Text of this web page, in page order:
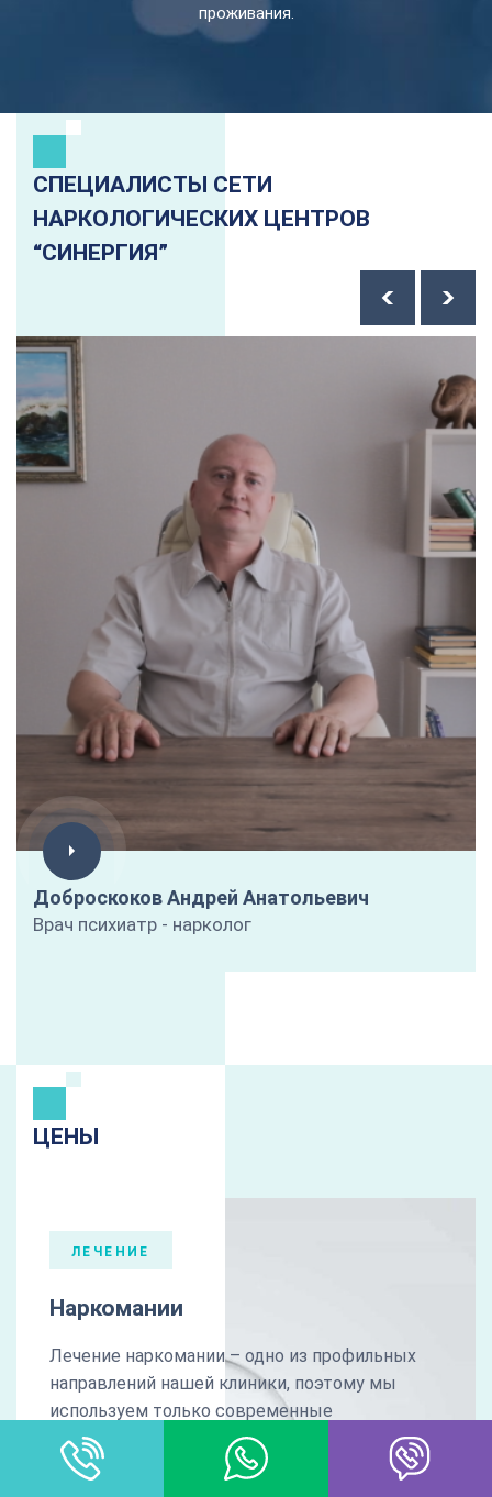
проживания.
СПЕЦИАЛИСТЫ СЕТИ
НАРКОЛОГИЧЕСКИХ ЦЕНТРОВ
“СИНЕРГИЯ”
Доброскоков Андрей Анатольевич
Врач психиатр - нарколог
ЦЕНЫ
ЛЕЧЕНИЕ
Наркомании
Лечение наркомании – одно из профильных
направлений нашей клиники, поэтому мы
используем только современные
комплексные методы.
комплексная диагностика